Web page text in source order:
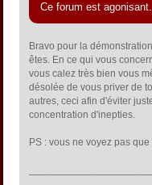
Ce forum est
Bravo pour la
êtes. En ce qui vous
vous calez très bien vous
désolée de vous priver de
autres, ceci afin d'éviter
concentration d'inepties.
PS : vous ne voyez pas